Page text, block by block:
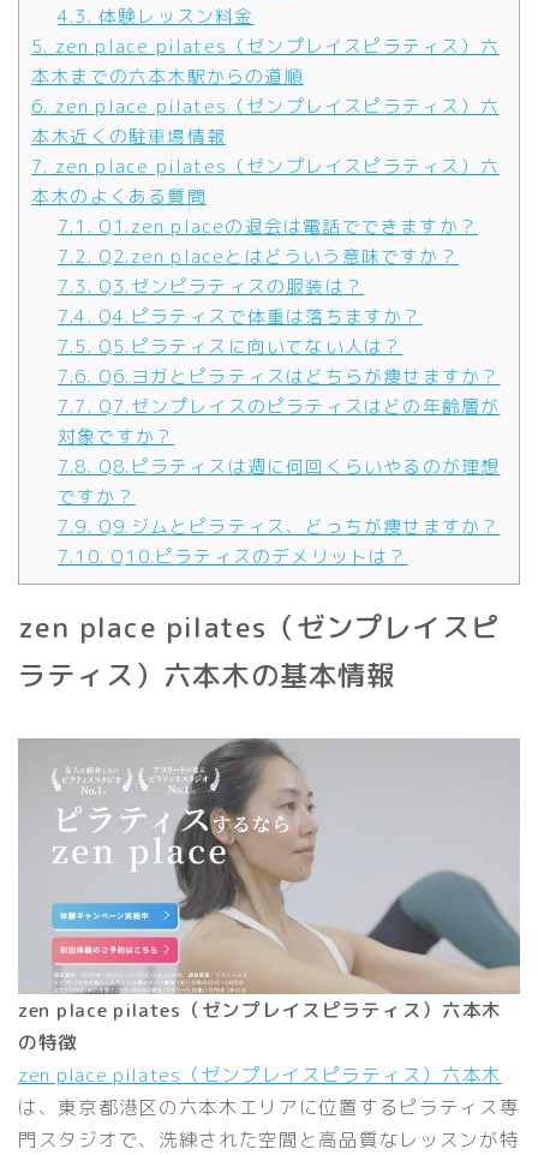
4.3. 体験レッスン料金
5. zen place pilates（ゼンプレイスピラティス）六
本木までの六本木駅からの道順
6. zen place pilates（ゼンプレイスピラティス）六
本木近くの駐車場情報
7. zen place pilates（ゼンプレイスピラティス）六
本木のよくある質問
7.1. Q1.zen placeの退会は電話でできますか？
7.2. Q2.zen placeとはどういう意味ですか？
7.3. Q3.ゼンピラティスの服装は？
7.4. Q4.ピラティスで体重は落ちますか？
7.5. Q5.ピラティスに向いてない人は？
7.6. Q6.ヨガとピラティスはどちらが痩せますか？
7.7. Q7.ゼンプレイスのピラティスはどの年齢層が
対象ですか？
7.8. Q8.ピラティスは週に何回くらいやるのが理想
ですか？
7.9. Q9.ジムとピラティス、どっちが痩せますか？
7.10. Q10.ピラティスのデメリットは？
zen place pilates（ゼンプレイスピ
ラティス）六本木の基本情報
zen place pilates（ゼンプレイスピラティス）六本木
の特徴
zen place pilates（ゼンプレイスピラティス）六本木
は、東京都港区の六本木エリアに位置するピラティス専
門スタジオで、洗練された空間と高品質なレッスンが特